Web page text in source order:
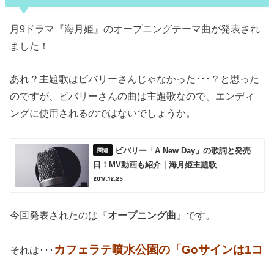
月9ドラマ『海月姫』のオープニングテーマ曲が発表され
ました！
あれ？主題歌はビバリーさんじゃなかった･･･？と思った
のですが、ビバリーさんの曲は主題歌なので、エンディ
ングに使用されるのではないでしょうか。
ビバリー「A New Day」の歌詞と発売
日！MV動画も紹介｜海月姫主題歌
2017.12.25
今回発表されたのは『オープニング曲 』です。
それは･･･ カフェラテ噴水公園の「Goサインは1コ